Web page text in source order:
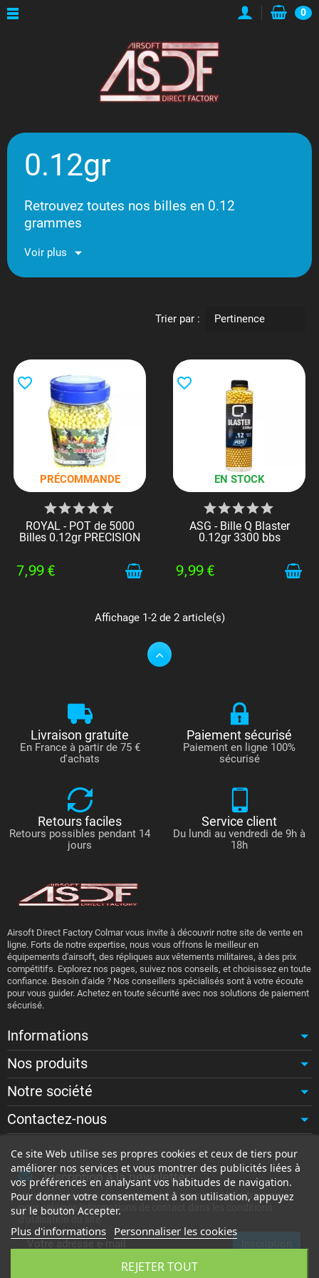
0
Ce site Web utilise ses propres cookies et ceux de tiers pour
améliorer nos services et vous montrer des publicités liées à
vos préférences en analysant vos habitudes de navigation.
Pour donner votre consentement à son utilisation, appuyez
sur le bouton Accepter.
Plus d'informations Personnaliser les cookies
REJETER TOUT
0.12gr
Retrouvez toutes nos billes en 0.12
grammes
Voir plus
Trier par : Pertinence
PRÉCOMMANDE
favorite_border
ROYAL - POT de 5000
Billes 0.12gr PRECISION
7,99 €
EN STOCK
favorite_border
ASG - Bille Q Blaster
0.12gr 3300 bbs
9,99 €
Affichage 1-2 de 2 article(s)
Livraison gratuite
En France à partir de 75 €
d'achats
Paiement sécurisé
Paiement en ligne 100%
sécurisé
Retours faciles
Retours possibles pendant 14
jours
Service client
Du lundi au vendredi de 9h à
18h
Airsoft Direct Factory Colmar vous invite à découvrir notre site de vente en
ligne. Forts de notre expertise, nous vous offrons le meilleur en
équipements d'airsoft, des répliques aux vêtements militaires, à des prix
compétitifs. Explorez nos pages, suivez nos conseils, et choisissez en toute
confiance. Besoin d'aide ? Nos conseillers spécialisés sont à votre écoute
pour vous guider. Achetez en toute sécurité avec nos solutions de paiement
sécurisé.
Informations
Nos produits
Notre société
Contactez-nous
Inscription à la newsletter
Vous pouvez vous désinscrire à tout moment. Vous trouverez
pour cela nos informations de contact dans les conditions
d'utilisation du site.